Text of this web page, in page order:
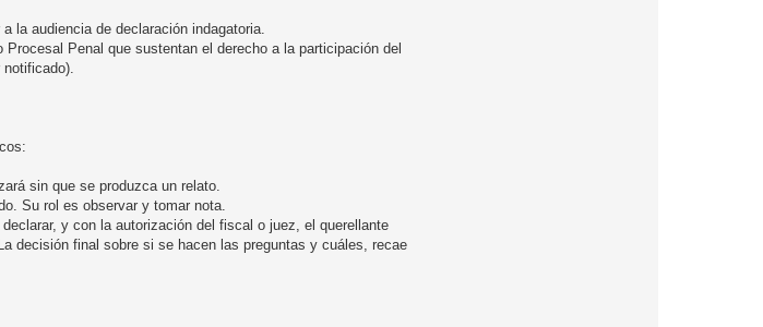
la audiencia de declaración indagatoria.
Penal que sustentan el derecho a la participación del
sin que se produzca un relato.
Su rol es observar y tomar nota.
y con la autorización del fiscal o juez, el querellante
decisión final sobre si se hacen las preguntas y cuáles, recae